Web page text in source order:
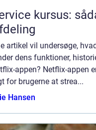
kursus:
artikel vil undersøge,
dens funktioner,
appen? Netflix-appen
for brugerne at strea...
Hansen